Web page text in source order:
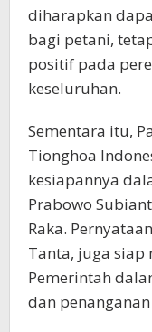
diharapkan
bagi petani,
positif pada
keseluruhan.
Sementara itu,
Tionghoa
kesiapannya
Prabowo
Raka.
Tanta, juga
Pemerintah
dan